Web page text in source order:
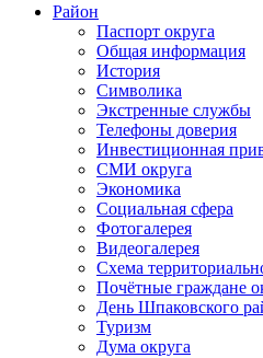
Район
Паспорт округа
Общая информация
История
Символика
Экстренные службы
Телефоны доверия
Инвестиционная
СМИ округа
Экономика
Социальная сфера
Фотогалерея
Видеогалерея
Схема
Почётные граждане
День Шпаковского
Туризм
Дума округа